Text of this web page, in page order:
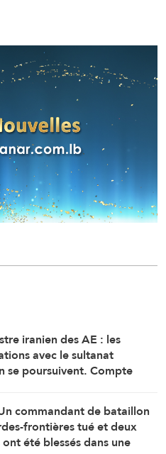
iranien des AE : les
avec le sultanat
se poursuivent. Compte
sont en cours pour définir
maritime temporaire. Un
est imminent.
commandant de bataillon
frontières tué et deux
été blessés dans une